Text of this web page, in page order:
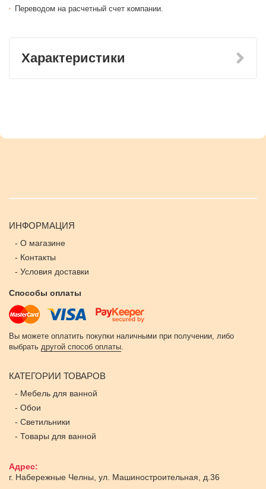
Переводом на расчетный счет компании.
Характеристики
ИНФОРМАЦИЯ
- О магазине
- Контакты
- Условия доставки
Способы оплаты
Вы можете оплатить покупки наличными при получении, либо
выбрать другой способ оплаты.
КАТЕГОРИИ ТОВАРОВ
- Мебель для ванной
- Обои
- Светильники
- Товары для ванной
Адрес:
г. Набережные Челны ул. Машиностроительная, д.36